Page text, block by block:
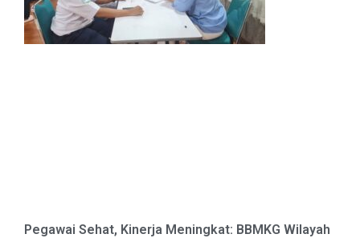
Pegawai Sehat, Kinerja Meningkat: BBMKG Wilayah